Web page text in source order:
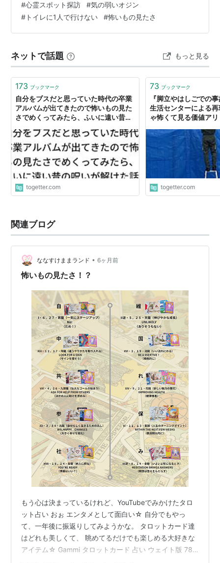
湖）」は霊や陰の気が集まりやすいと場所とされていま
す。大池公園はその名の通り大きな池を中心に作られて
おり、さらに周囲には鬱蒼とした木々にまれています。
が」が一気に濃くなり、浮遊霊や、かってこの地で無念
の思いを抱いた魂を呼び寄せる「磁場」のように…
#心霊スポット探訪 #気の弱いオジン
# トイレに1人で行けない #怖いもの見たさ
ネットで話題 もっと見る
173 ブックマーク
自分をブスだと思っていた時代の卒業
アルバムが出てきたので怖いもの見た
さでめくってみたら、ふいに遠い昔の
togetter.com
73 ブックマーク
『脚立やはしごでの
生活センターによる
ゃ怖くて見る価値ア
togetter.com
関連ブログ
ななすけままランド • 6ヶ月前
怖いもの見たさ！？
もう心は決まっているけれど、YouTubeでみかけたタロ
ット占い おぉ エンタメとして面白い☆ 自分でもやっ
て、一年後に振返りしてみようかな。 タロットカード達
はどれも美しくて、 眺めてるだけでも楽しめる大好きな
アイテム☆ Gammi タロットカード 占い ウェイト版 78